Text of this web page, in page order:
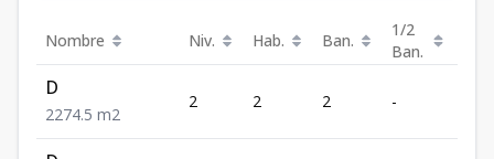
Nombre Niv. Hab. Ban.
1/2
Ban.
D
2274.5 m2
2 2 2 -